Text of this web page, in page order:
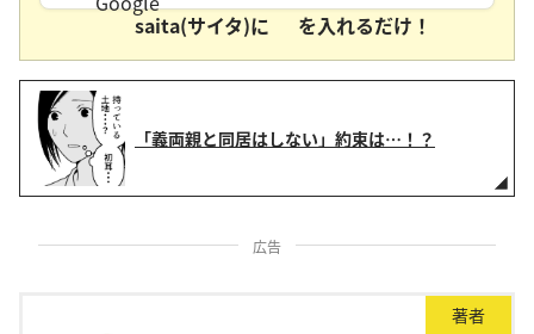
saita(サイタ)に
を入れるだけ！
「義両親と同居はしない」約束は…！？
広告
著者